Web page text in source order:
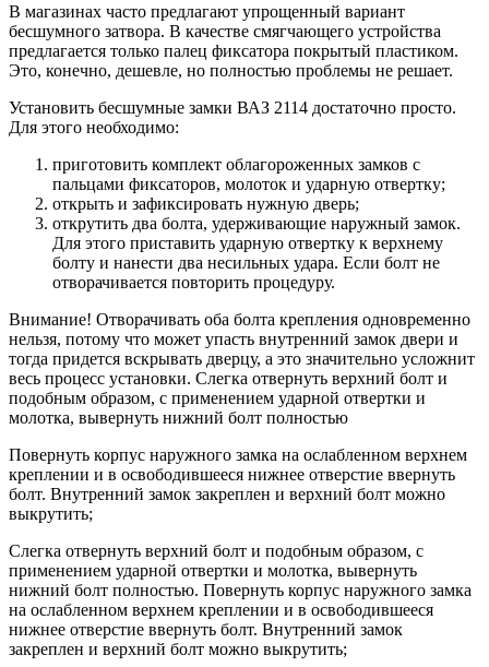
В магазинах часто предлагают упрощенный вариант
бесшумного затвора. В качестве смягчающего устройства
предлагается только палец фиксатора покрытый пластиком.
Это, конечно, дешевле, но полностью проблемы не решает.
Установить бесшумные замки ВАЗ 2114 достаточно просто.
Для этого необходимо:
приготовить комплект облагороженных замков с
пальцами фиксаторов, молоток и ударную отвертку;
открыть и зафиксировать нужную дверь;
открутить два болта, удерживающие наружный замок.
Для этого приставить ударную отвертку к верхнему
болту и нанести два несильных удара. Если болт не
отворачивается повторить процедуру.
Внимание! Отворачивать оба болта крепления одновременно
нельзя, потому что может упасть внутренний замок двери и
тогда придется вскрывать дверцу, а это значительно усложнит
весь процесс установки. Слегка отвернуть верхний болт и
подобным образом, с применением ударной отвертки и
молотка, вывернуть нижний болт полностью
Повернуть корпус наружного замка на ослабленном верхнем
креплении и в освободившееся нижнее отверстие ввернуть
болт. Внутренний замок закреплен и верхний болт можно
выкрутить;
Слегка отвернуть верхний болт и подобным образом, с
применением ударной отвертки и молотка, вывернуть
нижний болт полностью. Повернуть корпус наружного замка
на ослабленном верхнем креплении и в освободившееся
нижнее отверстие ввернуть болт. Внутренний замок
закреплен и верхний болт можно выкрутить;